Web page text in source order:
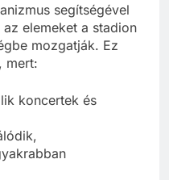
segítségével
elemeket a stadion
mozgatják. Ez
mert:
koncertek és